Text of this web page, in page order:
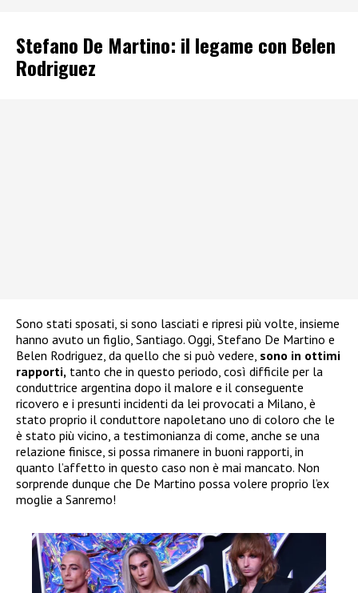
Stefano De Martino: il legame con Belen
Rodriguez
Sono stati sposati, si sono lasciati e ripresi più volte, insieme
hanno avuto un figlio, Santiago. Oggi, Stefano De Martino e
Belen Rodriguez, da quello che si può vedere, sono in ottimi
rapporti, tanto che in questo periodo, così difficile per la
conduttrice argentina dopo il malore e il conseguente
ricovero e i presunti incidenti da lei provocati a Milano, è
stato proprio il conduttore napoletano uno di coloro che le
è stato più vicino, a testimonianza di come, anche se una
relazione finisce, si possa rimanere in buoni rapporti, in
quanto l’affetto in questo caso non è mai mancato. Non
sorprende dunque che De Martino possa volere proprio l’ex
moglie a Sanremo!